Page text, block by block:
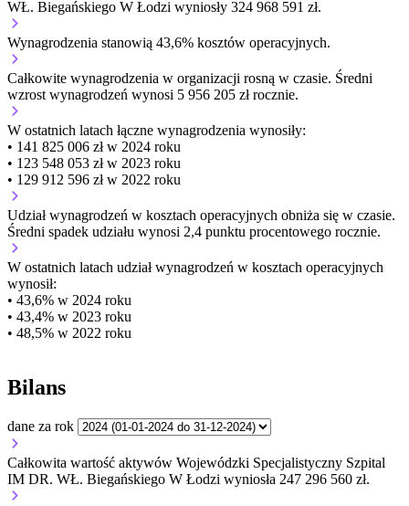
WŁ. Biegańskiego W Łodzi wyniosły 324 968 591 zł.
Wynagrodzenia stanowią 43,6% kosztów operacyjnych.
Całkowite wynagrodzenia w organizacji rosną w czasie. Średni
wzrost wynagrodzeń wynosi 5 956 205 zł rocznie.
W ostatnich latach łączne wynagrodzenia wynosiły:
• 141 825 006 zł w 2024 roku
• 123 548 053 zł w 2023 roku
• 129 912 596 zł w 2022 roku
Udział wynagrodzeń w kosztach operacyjnych obniża się w czasie.
Średni spadek udziału wynosi 2,4 punktu procentowego rocznie.
W ostatnich latach udział wynagrodzeń w kosztach operacyjnych
wynosił:
• 43,6% w 2024 roku
• 43,4% w 2023 roku
• 48,5% w 2022 roku
Bilans
dane za rok
Całkowita wartość aktywów Wojewódzki Specjalistyczny Szpital
IM DR. WŁ. Biegańskiego W Łodzi wyniosła 247 296 560 zł.